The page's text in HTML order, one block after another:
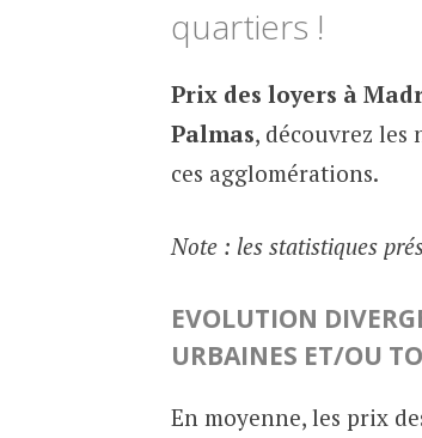
quartiers !
Prix des loyers à
Palmas, découvrez les
ces agglomérations.
Note : les statistiques
EVOLUTION
URBAINES ET/OU
En moyenne, les prix